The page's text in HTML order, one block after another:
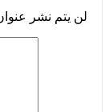
لن يتم نشر